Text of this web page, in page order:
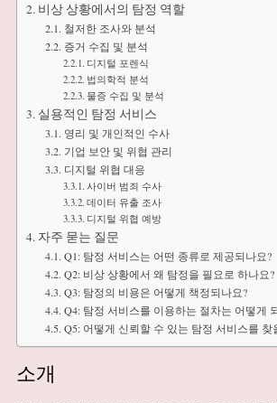
비상 상황에서의 탐정 역할
철저한 조사와 분석
증거 수집 및 분석
디지털 포렌식
법의학적 분석
물증 수집 및 분석
실용적인 탐정 서비스
영리 및 개인적인 수사
기업 보안 및 위협 관리
디지털 위협 대응
사이버 범죄 수사
데이터 유출 조사
디지털 위협 예방
자주 묻는 질문
Q1: 탐정 서비스는 어떤 종류로 제공되나요?
Q2: 비상 상황에서 왜 탐정을 필요로 하나요?
Q3: 탐정의 비용은 어떻게 책정되나요?
Q4: 탐정 서비스를 이용하는 절차는 어떻게
Q5: 어떻게 신뢰할 수 있는 탐정 서비스를 찾
소개